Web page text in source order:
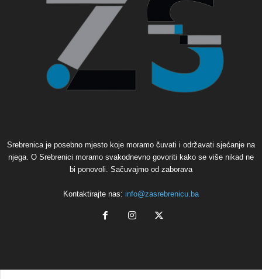
Srebrenica je posebno mjesto koje moramo čuvati i održavati sjećanje na
njega. O Srebrenici moramo svakodnevno govoriti kako se više nikad ne
bi ponovoli. Sačuvajmo od zaborava
Kontaktirajte nas: info@zasrebrenicu.ba